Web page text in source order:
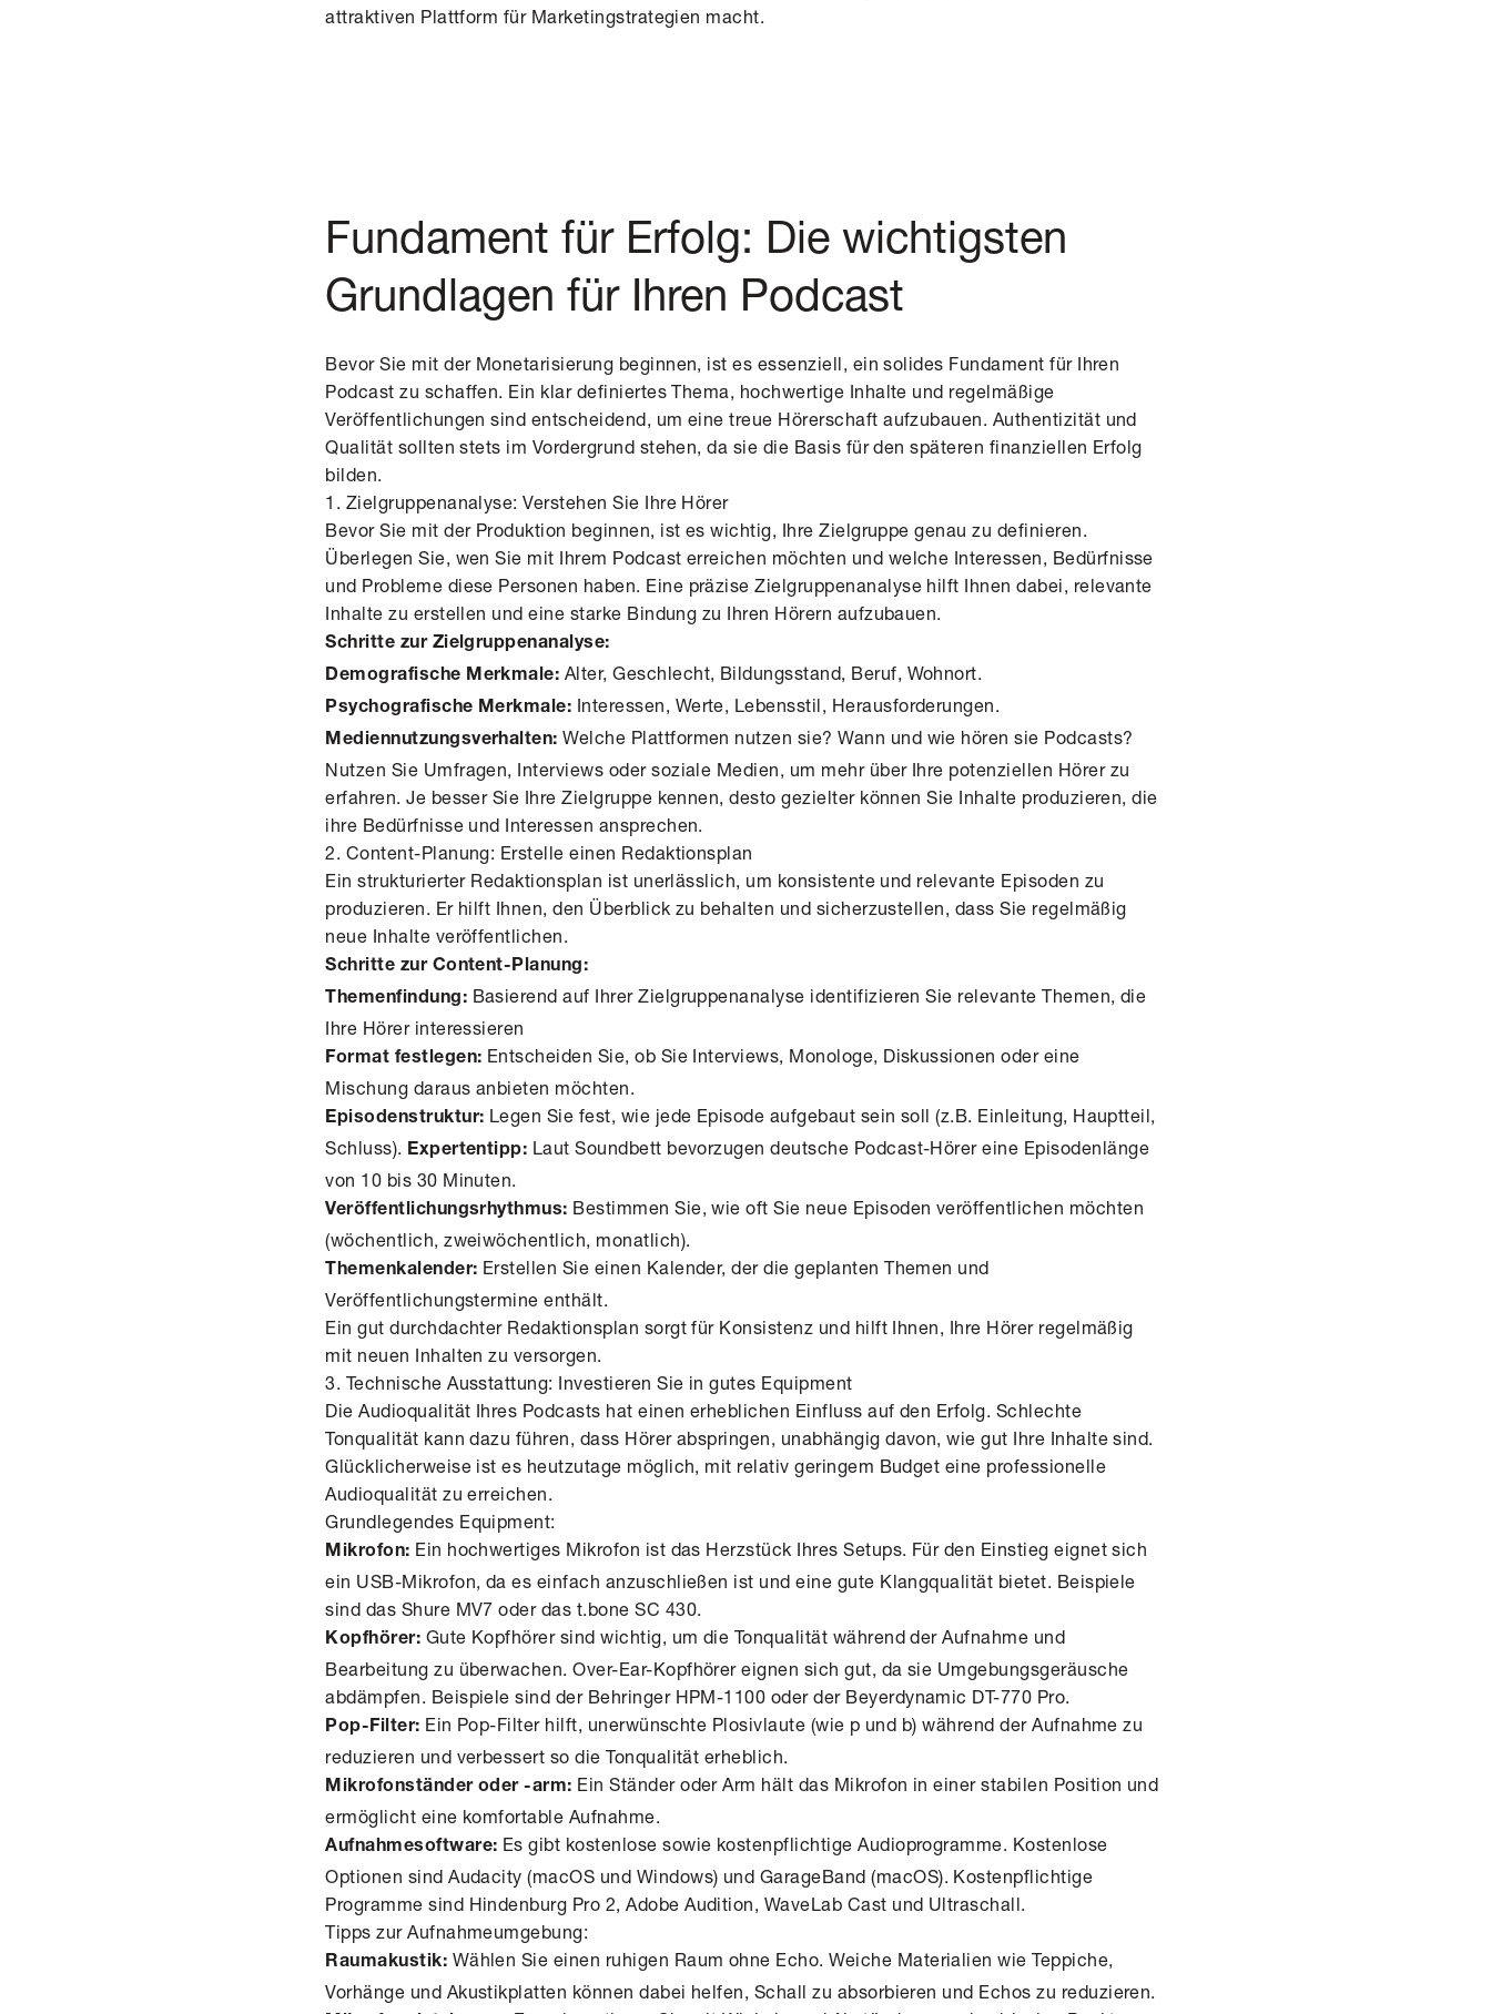
attraktiven Plattform für Marketingstrategien macht.
Fundament für Erfolg: Die wichtigsten
Grundlagen für Ihren Podcast
Bevor Sie mit der Monetarisierung beginnen, ist es essenziell, ein solides Fundament für Ihren
Podcast zu schaffen. Ein klar definiertes Thema, hochwertige Inhalte und regelmäßige
Veröffentlichungen sind entscheidend, um eine treue Hörerschaft aufzubauen. Authentizität und
Qualität sollten stets im Vordergrund stehen, da sie die Basis für den späteren finanziellen Erfolg
bilden.
1. Zielgruppenanalyse: Verstehen Sie Ihre Hörer
Bevor Sie mit der Produktion beginnen, ist es wichtig, Ihre Zielgruppe genau zu definieren.
Überlegen Sie, wen Sie mit Ihrem Podcast erreichen möchten und welche Interessen, Bedürfnisse
und Probleme diese Personen haben. Eine präzise Zielgruppenanalyse hilft Ihnen dabei, relevante
Inhalte zu erstellen und eine starke Bindung zu Ihren Hörern aufzubauen.
Schritte zur Zielgruppenanalyse:
Demografische Merkmale: Alter, Geschlecht, Bildungsstand, Beruf, Wohnort.
Psychografische Merkmale: Interessen, Werte, Lebensstil, Herausforderungen.
Mediennutzungsverhalten: Welche Plattformen nutzen sie? Wann und wie hören sie Podcasts?
Nutzen Sie Umfragen, Interviews oder soziale Medien, um mehr über Ihre potenziellen Hörer zu
erfahren. Je besser Sie Ihre Zielgruppe kennen, desto gezielter können Sie Inhalte produzieren, die
ihre Bedürfnisse und Interessen ansprechen.
2. Content-Planung: Erstelle einen Redaktionsplan
Ein strukturierter Redaktionsplan ist unerlässlich, um konsistente und relevante Episoden zu
produzieren. Er hilft Ihnen, den Überblick zu behalten und sicherzustellen, dass Sie regelmäßig
neue Inhalte veröffentlichen.
Schritte zur Content-Planung:
Themenfindung: Basierend auf Ihrer Zielgruppenanalyse identifizieren Sie relevante Themen, die
Ihre Hörer interessieren
Format festlegen: Entscheiden Sie, ob Sie Interviews, Monologe, Diskussionen oder eine
Mischung daraus anbieten möchten.
Episodenstruktur: Legen Sie fest, wie jede Episode aufgebaut sein soll (z.B. Einleitung, Hauptteil,
Schluss).
Expertentipp: Laut Soundbett bevorzugen deutsche Podcast-Hörer eine Episodenlänge
von 10 bis 30 Minuten.
Veröffentlichungsrhythmus: Bestimmen Sie, wie oft Sie neue Episoden veröffentlichen möchten
(wöchentlich, zweiwöchentlich, monatlich).
Themenkalender: Erstellen Sie einen Kalender, der die geplanten Themen und
Veröffentlichungstermine enthält.
Ein gut durchdachter Redaktionsplan sorgt für Konsistenz und hilft Ihnen, Ihre Hörer regelmäßig
mit neuen Inhalten zu versorgen.
3. Technische Ausstattung: Investieren Sie in gutes Equipment
Die Audioqualität Ihres Podcasts hat einen erheblichen Einfluss auf den Erfolg. Schlechte
Tonqualität kann dazu führen, dass Hörer abspringen, unabhängig davon, wie gut Ihre Inhalte sind.
Glücklicherweise ist es heutzutage möglich, mit relativ geringem Budget eine professionelle
Audioqualität zu erreichen.
Grundlegendes Equipment:
Mikrofon: Ein hochwertiges Mikrofon ist das Herzstück Ihres Setups. Für den Einstieg eignet sich
ein USB-Mikrofon, da es einfach anzuschließen ist und eine gute Klangqualität bietet. Beispiele
sind das Shure MV7 oder das t.bone SC 430.
Kopfhörer: Gute Kopfhörer sind wichtig, um die Tonqualität während der Aufnahme und
Bearbeitung zu überwachen. Over-Ear-Kopfhörer eignen sich gut, da sie Umgebungsgeräusche
abdämpfen. Beispiele sind der Behringer HPM-1100 oder der Beyerdynamic DT-770 Pro.
Pop-Filter: Ein Pop-Filter hilft, unerwünschte Plosivlaute (wie p und b) während der Aufnahme zu
reduzieren und verbessert so die Tonqualität erheblich.
Mikrofonständer oder -arm: Ein Ständer oder Arm hält das Mikrofon in einer stabilen Position und
ermöglicht eine komfortable Aufnahme.
Aufnahmesoftware: Es gibt kostenlose sowie kostenpflichtige Audioprogramme. Kostenlose
Optionen sind Audacity (macOS und Windows) und GarageBand (macOS). Kostenpflichtige
Programme sind Hindenburg Pro 2, Adobe Audition, WaveLab Cast und Ultraschall.
Tipps zur Aufnahmeumgebung:
Raumakustik: Wählen Sie einen ruhigen Raum ohne Echo. Weiche Materialien wie Teppiche,
Vorhänge und Akustikplatten können dabei helfen, Schall zu absorbieren und Echos zu reduzieren.